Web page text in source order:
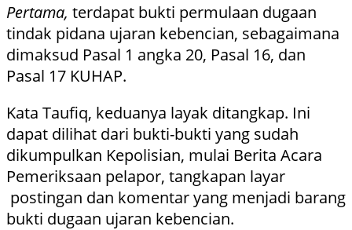
Pertama, terdapat bukti permulaan dugaan
tindak pidana ujaran kebencian, sebagaimana
dimaksud Pasal 1 angka 20, Pasal 16, dan
Pasal 17 KUHAP.
Kata Taufiq, keduanya layak ditangkap. Ini
dapat dilihat dari bukti-bukti yang sudah
dikumpulkan Kepolisian, mulai Berita Acara
Pemeriksaan pelapor, tangkapan layar
postingan dan komentar yang menjadi barang
bukti dugaan ujaran kebencian.